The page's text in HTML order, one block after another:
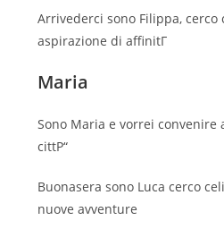
Arrivederci sono Filippa, cerco
aspirazione di affinitГ
Maria
Sono Maria e vorrei convenire
cittР“
Buonasera sono Luca cerco
nuove avventure